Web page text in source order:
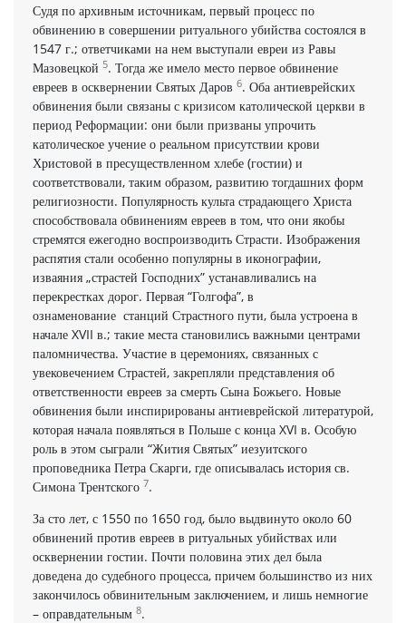
Судя по архивным источникам, первый процесс по
обвинению в совершении ритуального убийства состоялся в
1547 г.; ответчиками на нем выступали евреи из Равы
Мазовецкой 5. Тогда же имело место первое обвинение
евреев в осквернении Святых Даров 6. Оба антиеврейских
обвинения были связаны с кризисом католической церкви в
период Реформации: они были призваны упрочить
католическое учение о реальном присутствии крови
Христовой в пресуществленном хлебе (гостии) и
соответствовали, таким образом, развитию тогдашних форм
религиозности. Популярность культа страдающего Христа
способствовала обвинениям евреев в том, что они якобы
стремятся ежегодно воспроизводить Страсти. Изображения
распятия стали особенно популярны в иконографии,
изваяния „страстей Господних” устанавливались на
перекрестках дорог. Первая “Голгофа”, в
ознаменование станций Страстного пути, была устроена в
начале XVII в.; такие места становились важными центрами
паломничества. Участие в церемониях, связанных с
увековечением Страстей, закрепляли представления об
ответственности евреев за смерть Сына Божьего. Новые
обвинения были инспирированы антиеврейской литературой,
которая начала появляться в Польше с конца XVI в. Особую
роль в этом сыграли “Жития Святых” иезуитского
проповедника Петра Скарги, где описывалась история св.
Симона Трентского 7.
За сто лет, с 1550 по 1650 год, было выдвинуто около 60
обвинений против евреев в ритуальных убийствах или
осквернении гостии. Почти половина этих дел была
доведена до судебного процесса, причем большинство из них
закончилось обвинительным заключением, и лишь немногие
– оправдательным 8.